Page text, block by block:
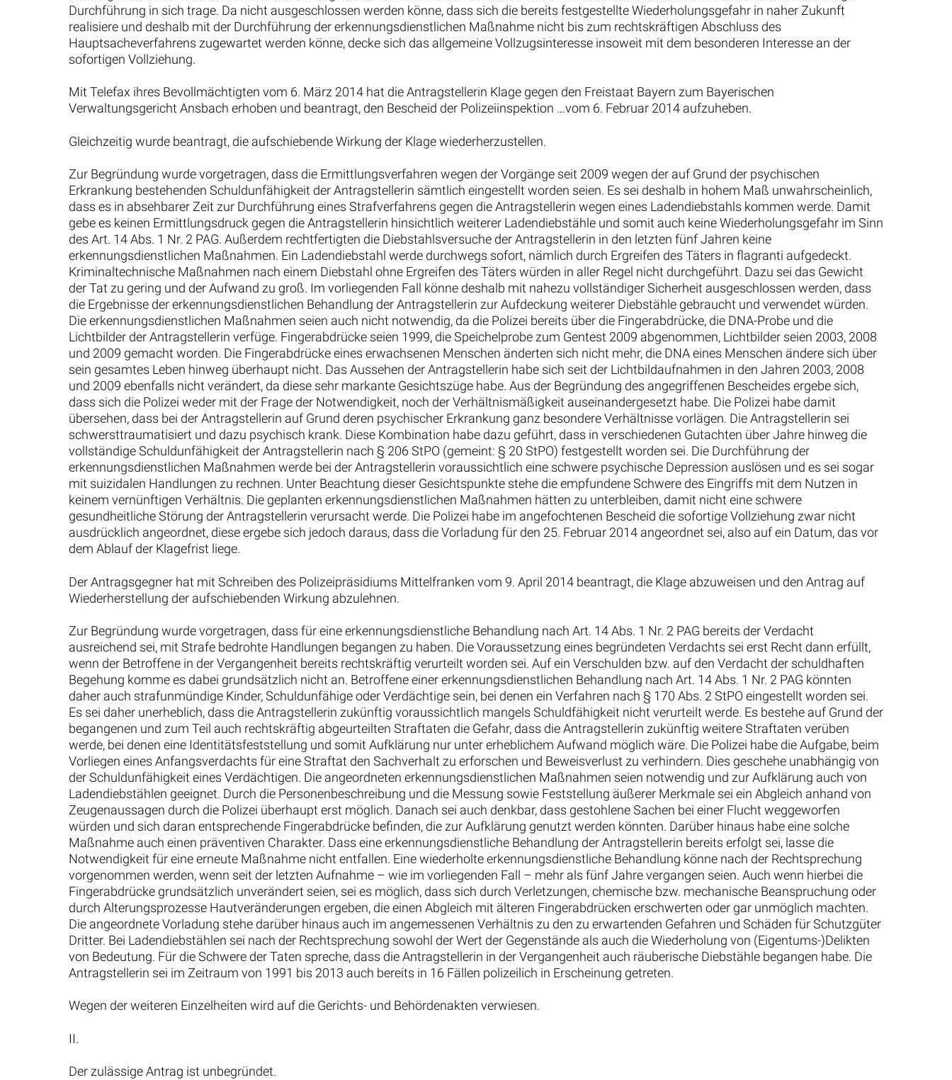
Durchführung in sich trage. Da nicht ausgeschlossen werden könne, dass sich die bereits festgestellte Wiederholungsgefahr in naher Zukunft
realisiere und deshalb mit der Durchführung der erkennungsdienstlichen Maßnahme nicht bis zum rechtskräftigen Abschluss des
Hauptsacheverfahrens zugewartet werden könne, decke sich das allgemeine Vollzugsinteresse insoweit mit dem besonderen Interesse an der
sofortigen Vollziehung.
Mit Telefax ihres Bevollmächtigten vom 6. März 2014 hat die Antragstellerin Klage gegen den Freistaat Bayern zum Bayerischen
Verwaltungsgericht Ansbach erhoben und beantragt, den Bescheid der Polizeiinspektion …vom 6. Februar 2014 aufzuheben.
Gleichzeitig wurde beantragt, die aufschiebende Wirkung der Klage wiederherzustellen.
Zur Begründung wurde vorgetragen, dass die Ermittlungsverfahren wegen der Vorgänge seit 2009 wegen der auf Grund der psychischen
Erkrankung bestehenden Schuldunfähigkeit der Antragstellerin sämtlich eingestellt worden seien. Es sei deshalb in hohem Maß unwahrscheinlich,
dass es in absehbarer Zeit zur Durchführung eines Strafverfahrens gegen die Antragstellerin wegen eines Ladendiebstahls kommen werde. Damit
gebe es keinen Ermittlungsdruck gegen die Antragstellerin hinsichtlich weiterer Ladendiebstähle und somit auch keine Wiederholungsgefahr im Sinn
des Art. 14 Abs. 1 Nr. 2 PAG. Außerdem rechtfertigten die Diebstahlsversuche der Antragstellerin in den letzten fünf Jahren keine
erkennungsdienstlichen Maßnahmen. Ein Ladendiebstahl werde durchwegs sofort, nämlich durch Ergreifen des Täters in flagranti aufgedeckt.
Kriminaltechnische Maßnahmen nach einem Diebstahl ohne Ergreifen des Täters würden in aller Regel nicht durchgeführt. Dazu sei das Gewicht
der Tat zu gering und der Aufwand zu groß. Im vorliegenden Fall könne deshalb mit nahezu vollständiger Sicherheit ausgeschlossen werden, dass
die Ergebnisse der erkennungsdienstlichen Behandlung der Antragstellerin zur Aufdeckung weiterer Diebstähle gebraucht und verwendet würden.
Die erkennungsdienstlichen Maßnahmen seien auch nicht notwendig, da die Polizei bereits über die Fingerabdrücke, die DNA-Probe und die
Lichtbilder der Antragstellerin verfüge. Fingerabdrücke seien 1999, die Speichelprobe zum Gentest 2009 abgenommen, Lichtbilder seien 2003, 2008
und 2009 gemacht worden. Die Fingerabdrücke eines erwachsenen Menschen änderten sich nicht mehr, die DNA eines Menschen ändere sich über
sein gesamtes Leben hinweg überhaupt nicht. Das Aussehen der Antragstellerin habe sich seit der Lichtbildaufnahmen in den Jahren 2003, 2008
und 2009 ebenfalls nicht verändert, da diese sehr markante Gesichtszüge habe. Aus der Begründung des angegriffenen Bescheides ergebe sich,
dass sich die Polizei weder mit der Frage der Notwendigkeit, noch der Verhältnismäßigkeit auseinandergesetzt habe. Die Polizei habe damit
übersehen, dass bei der Antragstellerin auf Grund deren psychischer Erkrankung ganz besondere Verhältnisse vorlägen. Die Antragstellerin sei
schwersttraumatisiert und dazu psychisch krank. Diese Kombination habe dazu geführt, dass in verschiedenen Gutachten über Jahre hinweg die
vollständige Schuldunfähigkeit der Antragstellerin nach § 206 StPO (gemeint: § 20 StPO) festgestellt worden sei. Die Durchführung der
erkennungsdienstlichen Maßnahmen werde bei der Antragstellerin voraussichtlich eine schwere psychische Depression auslösen und es sei sogar
mit suizidalen Handlungen zu rechnen. Unter Beachtung dieser Gesichtspunkte stehe die empfundene Schwere des Eingriffs mit dem Nutzen in
keinem vernünftigen Verhältnis. Die geplanten erkennungsdienstlichen Maßnahmen hätten zu unterbleiben, damit nicht eine schwere
gesundheitliche Störung der Antragstellerin verursacht werde. Die Polizei habe im angefochtenen Bescheid die sofortige Vollziehung zwar nicht
ausdrücklich angeordnet, diese ergebe sich jedoch daraus, dass die Vorladung für den 25. Februar 2014 angeordnet sei, also auf ein Datum, das vor
dem Ablauf der Klagefrist liege.
Der Antragsgegner hat mit Schreiben des Polizeipräsidiums Mittelfranken vom 9. April 2014 beantragt, die Klage abzuweisen und den Antrag auf
Wiederherstellung der aufschiebenden Wirkung abzulehnen.
Zur Begründung wurde vorgetragen, dass für eine erkennungsdienstliche Behandlung nach Art. 14 Abs. 1 Nr. 2 PAG bereits der Verdacht
ausreichend sei, mit Strafe bedrohte Handlungen begangen zu haben. Die Voraussetzung eines begründeten Verdachts sei erst Recht dann erfüllt,
wenn der Betroffene in der Vergangenheit bereits rechtskräftig verurteilt worden sei. Auf ein Verschulden bzw. auf den Verdacht der schuldhaften
Begehung komme es dabei grundsätzlich nicht an. Betroffene einer erkennungsdienstlichen Behandlung nach Art. 14 Abs. 1 Nr. 2 PAG könnten
daher auch strafunmündige Kinder, Schuldunfähige oder Verdächtige sein, bei denen ein Verfahren nach § 170 Abs. 2 StPO eingestellt worden sei.
Es sei daher unerheblich, dass die Antragstellerin zukünftig voraussichtlich mangels Schuldfähigkeit nicht verurteilt werde. Es bestehe auf Grund der
begangenen und zum Teil auch rechtskräftig abgeurteilten Straftaten die Gefahr, dass die Antragstellerin zukünftig weitere Straftaten verüben
werde, bei denen eine Identitätsfeststellung und somit Aufklärung nur unter erheblichem Aufwand möglich wäre. Die Polizei habe die Aufgabe, beim
Vorliegen eines Anfangsverdachts für eine Straftat den Sachverhalt zu erforschen und Beweisverlust zu verhindern. Dies geschehe unabhängig von
der Schuldunfähigkeit eines Verdächtigen. Die angeordneten erkennungsdienstlichen Maßnahmen seien notwendig und zur Aufklärung auch von
Ladendiebstählen geeignet. Durch die Personenbeschreibung und die Messung sowie Feststellung äußerer Merkmale sei ein Abgleich anhand von
Zeugenaussagen durch die Polizei überhaupt erst möglich. Danach sei auch denkbar, dass gestohlene Sachen bei einer Flucht weggeworfen
würden und sich daran entsprechende Fingerabdrücke befinden, die zur Aufklärung genutzt werden könnten. Darüber hinaus habe eine solche
Maßnahme auch einen präventiven Charakter. Dass eine erkennungsdienstliche Behandlung der Antragstellerin bereits erfolgt sei, lasse die
Notwendigkeit für eine erneute Maßnahme nicht entfallen. Eine wiederholte erkennungsdienstliche Behandlung könne nach der Rechtsprechung
vorgenommen werden, wenn seit der letzten Aufnahme – wie im vorliegenden Fall – mehr als fünf Jahre vergangen seien. Auch wenn hierbei die
Fingerabdrücke grundsätzlich unverändert seien, sei es möglich, dass sich durch Verletzungen, chemische bzw. mechanische Beanspruchung oder
durch Alterungsprozesse Hautveränderungen ergeben, die einen Abgleich mit älteren Fingerabdrücken erschwerten oder gar unmöglich machten.
Die angeordnete Vorladung stehe darüber hinaus auch im angemessenen Verhältnis zu den zu erwartenden Gefahren und Schäden für Schutzgüter
Dritter. Bei Ladendiebstählen sei nach der Rechtsprechung sowohl der Wert der Gegenstände als auch die Wiederholung von (Eigentums-)Delikten
von Bedeutung. Für die Schwere der Taten spreche, dass die Antragstellerin in der Vergangenheit auch räuberische Diebstähle begangen habe. Die
Antragstellerin sei im Zeitraum von 1991 bis 2013 auch bereits in 16 Fällen polizeilich in Erscheinung getreten.
Wegen der weiteren Einzelheiten wird auf die Gerichts- und Behördenakten verwiesen.
II.
Der zulässige Antrag ist unbegründet.